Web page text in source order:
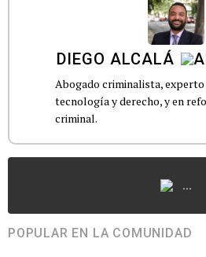
DIEGO ALCALÁ
Abogado criminalista, experto
tecnología y derecho, y en
criminal.
...
POPULAR EN LA COMUNIDAD